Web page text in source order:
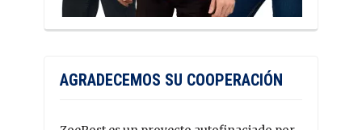
AGRADECEMOS SU COOPERACIÓN